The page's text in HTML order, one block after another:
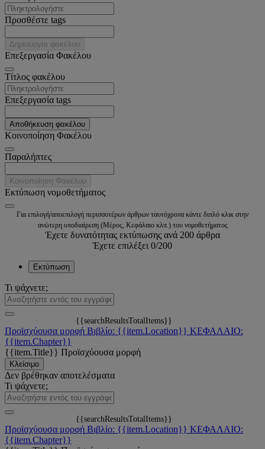
Προσθέστε tags
Δημιουργία φακέλου
Επεξεργασία Φακέλου
Tίτλος φακέλου
Επεξεργασία tags
Αποθήκευση φακέλου
Κοινοποίηση Φακέλου
Παραλήπτες
Κοινοποίηση Φακέλου
Εκτύπωση νομοθετήματος
Για επιλογή/αποεπιλογή περισσοτέρων άρθρων ταυτόχρονα κάντε διπλό κλικ στην
ανώτερη υποδιαίρεση (Μέρος, Κεφάλαιο κλπ.) του νομοθετήματος
Έχετε δυνατότητας εκτύπωσης ανά 200 άρθρα
Έχετε επιλέξει 0/200
Εκτύπωση
Τι ψάχνετε;
{{searchResultsTotalItems}}
Προϊσχύουσα μορφή Βιβλίο: {{item.Location}} ΚΕΦΑΛΑΙΟ:
{{item.Chapter}}
{{item.Title}} Προϊσχύουσα μορφή
Κλείσιμο
Δεν βρέθηκαν αποτελέσματα
Τι ψάχνετε;
{{searchResultsTotalItems}}
Προϊσχύουσα μορφή Βιβλίο: {{item.Location}} ΚΕΦΑΛΑΙΟ:
{{item.Chapter}}